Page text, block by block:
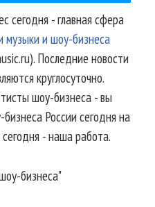
сегодня - главная сфера
музыки и шоу-бизнеса
Последние новости
круглосуточно.
шоу-бизнеса - вы
России сегодня на
- наша работа.
бизнеса"